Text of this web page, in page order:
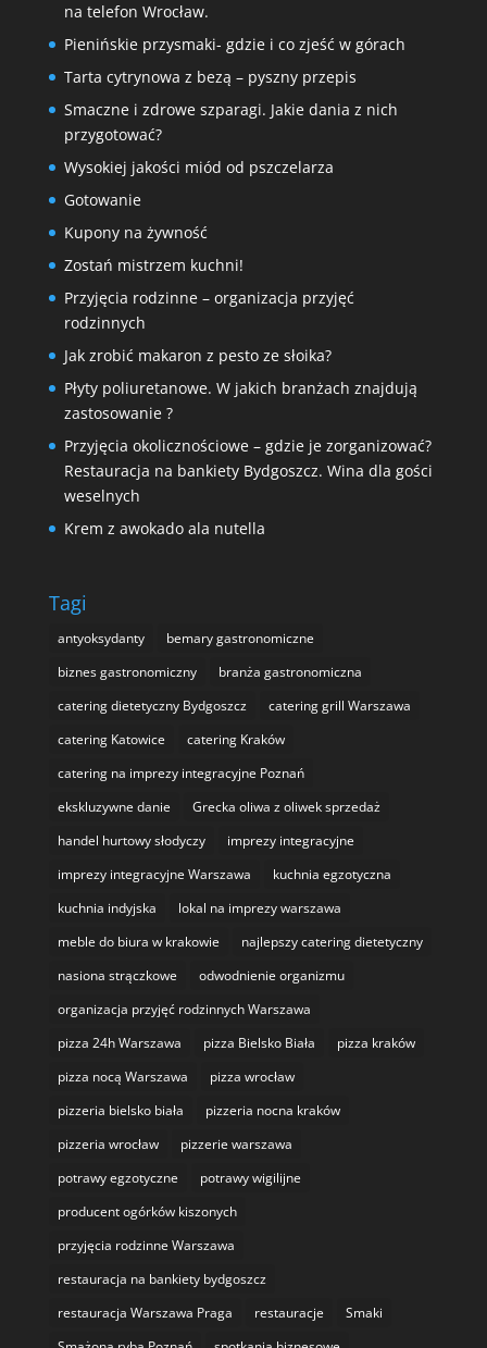
na telefon Wrocław.
Pienińskie przysmaki- gdzie i co zjeść w górach
Tarta cytrynowa z bezą – pyszny przepis
Smaczne i zdrowe szparagi. Jakie dania z nich
przygotować?
Wysokiej jakości miód od pszczelarza
Gotowanie
Kupony na żywność
Zostań mistrzem kuchni!
Przyjęcia rodzinne – organizacja przyjęć
rodzinnych
Jak zrobić makaron z pesto ze słoika?
Płyty poliuretanowe. W jakich branżach znajdują
zastosowanie ?
Przyjęcia okolicznościowe – gdzie je zorganizować?
Restauracja na bankiety Bydgoszcz. Wina dla gości
weselnych
Krem z awokado ala nutella
Tagi
antyoksydanty
bemary gastronomiczne
biznes gastronomiczny
branża gastronomiczna
catering dietetyczny Bydgoszcz
catering grill Warszawa
catering Katowice
catering Kraków
catering na imprezy integracyjne Poznań
ekskluzywne danie
Grecka oliwa z oliwek sprzedaż
handel hurtowy słodyczy
imprezy integracyjne
imprezy integracyjne Warszawa
kuchnia egzotyczna
kuchnia indyjska
lokal na imprezy warszawa
meble do biura w krakowie
najlepszy catering dietetyczny
nasiona strączkowe
odwodnienie organizmu
organizacja przyjęć rodzinnych Warszawa
pizza 24h Warszawa
pizza Bielsko Biała
pizza kraków
pizza nocą Warszawa
pizza wrocław
pizzeria bielsko biała
pizzeria nocna kraków
pizzeria wrocław
pizzerie warszawa
potrawy egzotyczne
potrawy wigilijne
producent ogórków kiszonych
przyjęcia rodzinne Warszawa
restauracja na bankiety bydgoszcz
restauracja Warszawa Praga
restauracje
Smaki